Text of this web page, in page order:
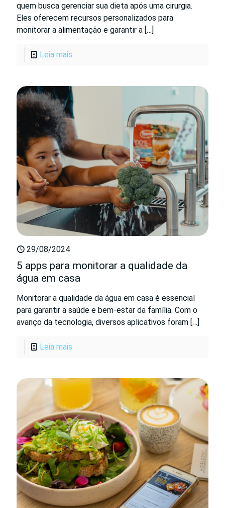
quem busca gerenciar sua dieta após uma cirurgia.
Eles oferecem recursos personalizados para
monitorar a alimentação e garantir a […]
Leia mais
29/08/2024
5 apps para monitorar a qualidade da
água em casa
Monitorar a qualidade da água em casa é essencial
para garantir a saúde e bem-estar da família. Com o
avanço da tecnologia, diversos aplicativos foram […]
Leia mais